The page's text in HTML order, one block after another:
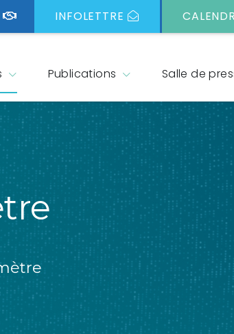
INFOLETTRE
Publications Salle de